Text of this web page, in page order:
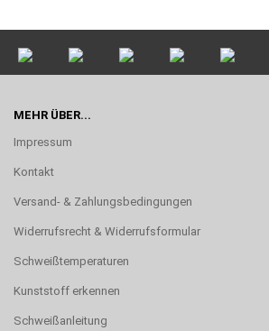
MEHR ÜBER...
Impressum
Kontakt
Versand- & Zahlungsbedingungen
Widerrufsrecht & Widerrufsformular
Schweißtemperaturen
Kunststoff erkennen
Schweißanleitung